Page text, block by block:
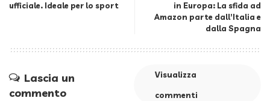
ufficiale. Ideale per lo sport
in Europa: La sfida ad
Amazon parte dall’Italia e
dalla Spagna
Lascia un
commento
Visualizza
commenti